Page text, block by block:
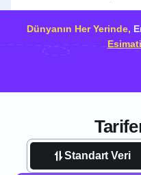
Dünyanın Her Yerinde,
Standart Veri